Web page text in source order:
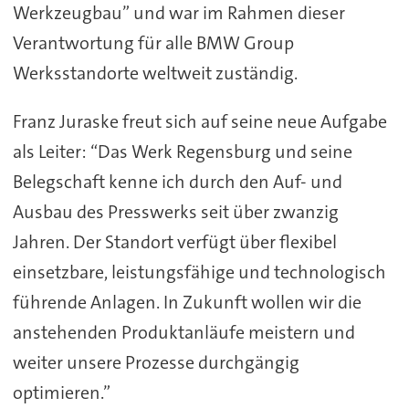
Werkzeugbau” und war im Rahmen dieser
Verantwortung für alle BMW Group
Werksstandorte weltweit zuständig.
Franz Juraske freut sich auf seine neue Aufgabe
als Leiter: “Das Werk Regensburg und seine
Belegschaft kenne ich durch den Auf- und
Ausbau des Presswerks seit über zwanzig
Jahren. Der Standort verfügt über flexibel
einsetzbare, leistungsfähige und technologisch
führende Anlagen. In Zukunft wollen wir die
anstehenden Produktanläufe meistern und
weiter unsere Prozesse durchgängig
optimieren.”